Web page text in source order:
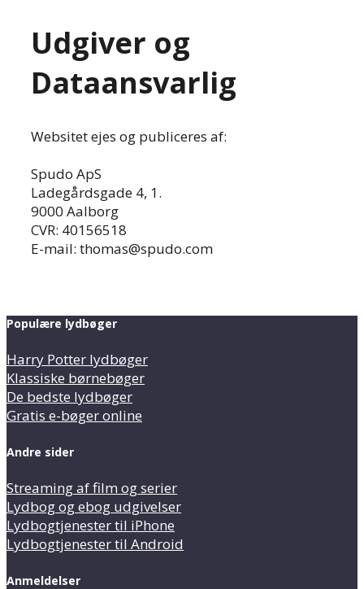
Udgiver og
Dataansvarlig
Websitet ejes og publiceres af:
Spudo ApS
Ladegårdsgade 4, 1.
9000 Aalborg
CVR: 40156518
E-mail: thomas@spudo.com
Populære lydbøger
Harry Potter lydbøger
Klassiske børnebøger
De bedste lydbøger
Gratis e-bøger online
Andre sider
Streaming af film og serier
Lydbog og ebog udgivelser
Lydbogtjenester til iPhone
Lydbogtjenester til Android
Anmeldelser